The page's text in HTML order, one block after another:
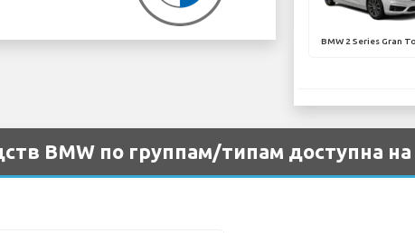
BMW 2 Series Gran
BMW по группам/типам доступна